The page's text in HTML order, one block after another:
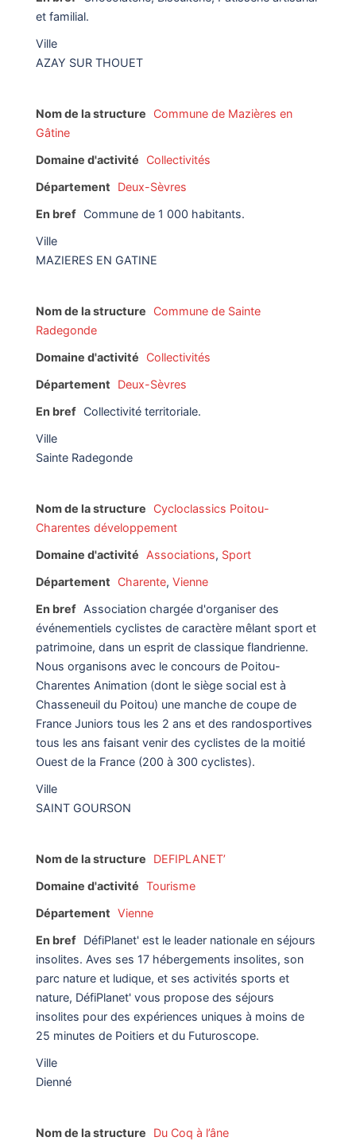
et familial.
Ville
AZAY SUR THOUET
Nom de la structure
Commune de Mazières en
Gâtine
Domaine d'activité
Collectivités
Département
Deux-Sèvres
En bref Commune de 1 000 habitants.
Ville
MAZIERES EN GATINE
Nom de la structure
Commune de Sainte
Radegonde
Domaine d'activité
Collectivités
Département
Deux-Sèvres
En bref Collectivité territoriale.
Ville
Sainte Radegonde
Nom de la structure
Cycloclassics Poitou-
Charentes développement
Domaine d'activité
Associations, Sport
Département
Charente, Vienne
En bref Association chargée d'organiser des
événementiels cyclistes de caractère mêlant sport et
patrimoine, dans un esprit de classique flandrienne.
Nous organisons avec le concours de Poitou-
Charentes Animation (dont le siège social est à
Chasseneuil du Poitou) une manche de coupe de
France Juniors tous les 2 ans et des randosportives
tous les ans faisant venir des cyclistes de la moitié
Ouest de la France (200 à 300 cyclistes).
Ville
SAINT GOURSON
Nom de la structure
DEFIPLANET’
Domaine d'activité Tourisme
Département Vienne
En bref DéfiPlanet' est le leader nationale en séjours
insolites. Aves ses 17 hébergements insolites, son
parc nature et ludique, et ses activités sports et
nature, DéfiPlanet' vous propose des séjours
insolites pour des expériences uniques à moins de
25 minutes de Poitiers et du Futuroscope.
Ville
Dienné
Nom de la structure
Du Coq à l’âne